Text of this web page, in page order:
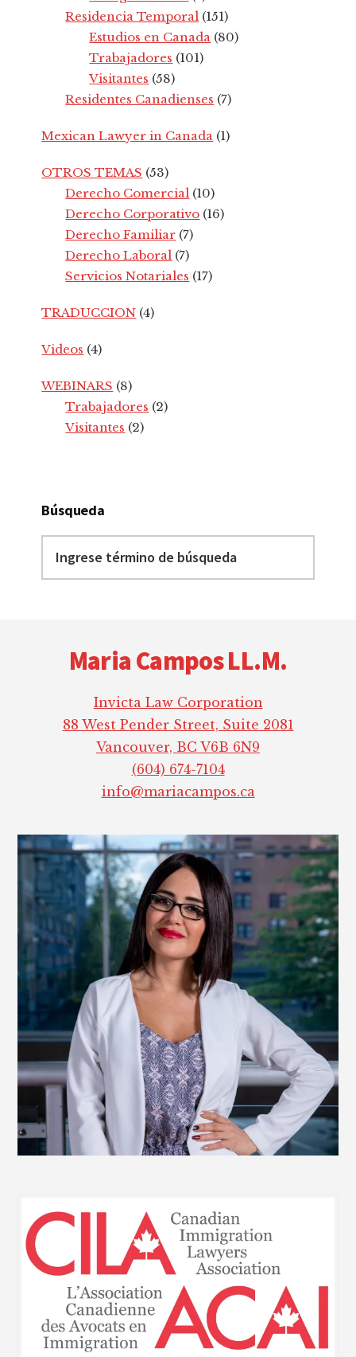
Residencia Temporal (151)
Estudios en Canada (80)
Trabajadores (101)
Visitantes (58)
Residentes Canadienses (7)
Mexican Lawyer in Canada (1)
OTROS TEMAS (53)
Derecho Comercial (10)
Derecho Corporativo (16)
Derecho Familiar (7)
Derecho Laboral (7)
Servicios Notariales (17)
TRADUCCION (4)
Videos (4)
WEBINARS (8)
Trabajadores (2)
Visitantes (2)
Búsqueda
término
Maria Campos LL.M.
Invicta Law Corporation
88 West Pender Street, Suite 2081
Vancouver, BC V6B 6N9
(604) 674-7104
info@mariacampos.ca